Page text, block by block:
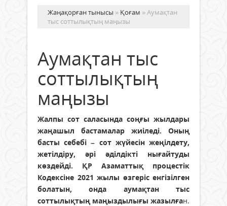
Жаңақорған тынысы » Қоғам » Аумақтан
тыс соттылықтың маңызы
Аумақтан тыс
соттылықтың
маңызы
Жалпы сот саласында соңғы жылдары
жаңашыл бастамалар жиіледі. Оның
басты себебі – сот жүйесін жеңілдету,
жетілдіру, әрі әділдікті нығайтуды
көздейді. ҚР Азаматтық процестік
Кодексіне 2021 жылы өзгеріс енгізілген
болатын, онда аумақтан тыс
соттылықтың маңыздылығы жазылған.